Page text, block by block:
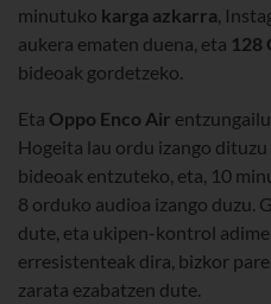
minutuko karga azkarra,
aukera ematen duena, eta 128
bideoak gordetzeko.
Eta Oppo Enco Air
Hogeita lau ordu izango
bideoak entzuteko, eta, 10
8 orduko audioa izango duzu.
dute, eta ukipen-kontrol
erresistenteak dira, bizkor
zarata ezabatzen dute.